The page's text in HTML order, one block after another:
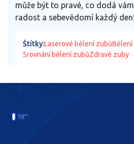
může být to pravé, co dodá
radost a sebevědomí každý den!
Štítky:Laserové bělení zubůBělení
Srovnání bělení zubůZdravé zuby